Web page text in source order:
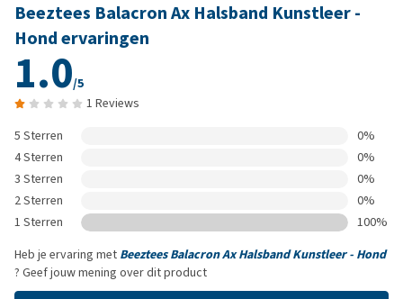
Beeztees Balacron Ax Halsband Kunstleer -
Hond ervaringen
1.0/5
1 Reviews
5 Sterren
0%
4 Sterren
0%
3 Sterren
0%
2 Sterren
0%
1 Sterren
100%
Heb je ervaring met Beeztees Balacron Ax Halsband Kunstleer - Hond
? Geef jouw mening over dit product